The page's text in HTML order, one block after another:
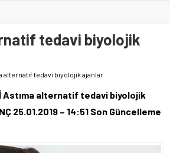
tedavi biyolojik
alternatif tedavi biyolojik ajanlar
Astıma alternatif tedavi biyolojik
25.01.2019 – 14:51 Son Güncelleme